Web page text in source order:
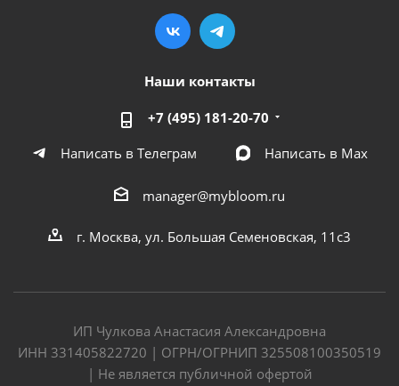
Наши контакты
+7 (495) 181-20-70
Написать в Телеграм
Написать в Мах
manager@mybloom.ru
г. Москва, ул. Большая Семеновская, 11с3
ИП Чулкова Анастасия Александровна
ИНН 331405822720 | ОГРН/ОГРНИП 325508100350519
| Не является публичной офертой